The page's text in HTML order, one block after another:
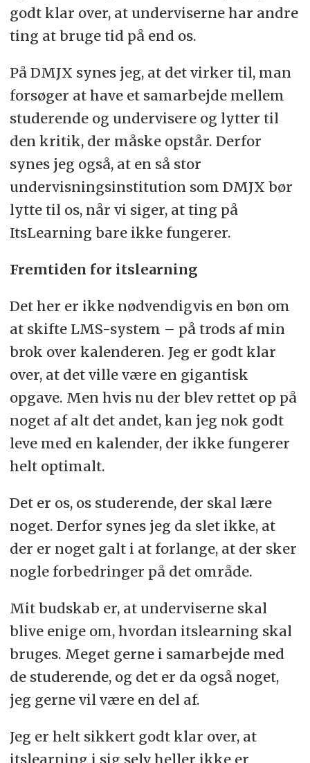
godt klar over, at underviserne har andre
ting at bruge tid på end os.
På DMJX synes jeg, at det virker til, man
forsøger at have et samarbejde mellem
studerende og undervisere og lytter til
den kritik, der måske opstår. Derfor
synes jeg også, at en så stor
undervisningsinstitution som DMJX bør
lytte til os, når vi siger, at ting på
ItsLearning bare ikke fungerer.
Fremtiden for itslearning
Det her er ikke nødvendigvis en bøn om
at skifte LMS-system – på trods af min
brok over kalenderen. Jeg er godt klar
over, at det ville være en gigantisk
opgave. Men hvis nu der blev rettet op på
noget af alt det andet, kan jeg nok godt
leve med en kalender, der ikke fungerer
helt optimalt.
Det er os, os studerende, der skal lære
noget. Derfor synes jeg da slet ikke, at
der er noget galt i at forlange, at der sker
nogle forbedringer på det område.
Mit budskab er, at underviserne skal
blive enige om, hvordan itslearning skal
bruges. Meget gerne i samarbejde med
de studerende, og det er da også noget,
jeg gerne vil være en del af.
Jeg er helt sikkert godt klar over, at
itslearning i sig selv heller ikke er